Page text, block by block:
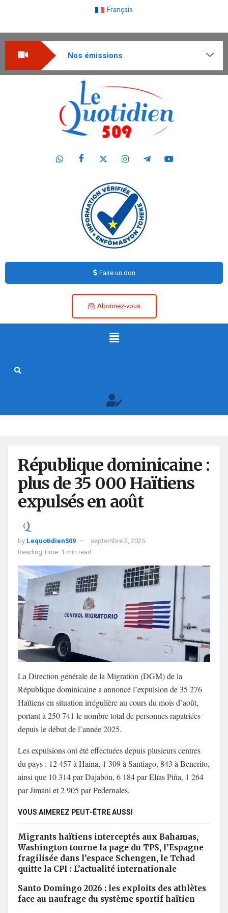
Français
Nos émissions
Faire un don
Abonnez-vous
République dominicaine :
plus de 35 000 Haïtiens
expulsés en août
by Lequotidien509
septembre 2, 2025
Reading Time: 1 min read
La Direction générale de la Migration (DGM) de la
République dominicaine a annoncé l’expulsion de 35 276
Haïtiens en situation irrégulière au cours du mois d’août,
portant à 250 741 le nombre total de personnes rapatriées
depuis le début de l’année 2025.
Les expulsions ont été effectuées depuis plusieurs centres
du pays : 12 457 à Haina, 1 309 à Santiago, 843 à Benerito,
ainsi que 10 314 par Dajabón, 6 184 par Elías Piña, 1 264
par Jimaní et 2 905 par Pedernales.
VOUS AIMEREZ PEUT-ÊTRE AUSSI
Migrants haïtiens interceptés aux Bahamas,
Washington tourne la page du TPS, l’Espagne
fragilisée dans l’espace Schengen, le Tchad
quitte la CPI : L’actualité internationale
Santo Domingo 2026 : les exploits des athlètes
face au naufrage du système sportif haïtien